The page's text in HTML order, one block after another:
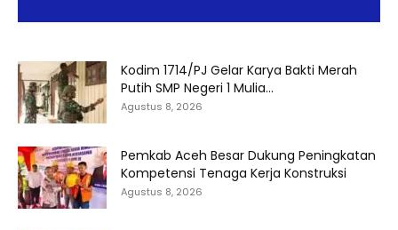
Kodim 1714/PJ Gelar Karya Bakti Merah
Putih SMP Negeri 1 Mulia...
Agustus 8, 2026
Pemkab Aceh Besar Dukung Peningkatan
Kompetensi Tenaga Kerja Konstruksi
Agustus 8, 2026